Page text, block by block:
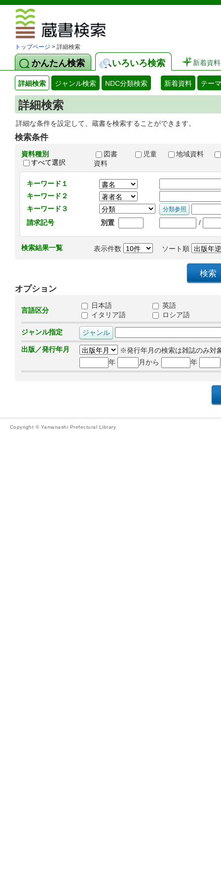
トップページ > 詳細検索
かんたん検索 いろいろ検索 新着資料
詳細検索 ジャンル検索 NDC分類検索 新着資料 テー
詳細検索
詳細な条件を設定して、蔵書を検索することができます。
検索条件
資料種別
すべて選択
図書 児童
地域資料
資料
キーワード１
キーワード２
キーワード３
請求記号
別置 /
検索結果一覧 表示件数 ソート順
オプション
言語区分
日本語
英語
イタリア語
ロシア語
ジャンル指定
出版／発行年月
※発行年月の検索は雑誌のみ対
年
月から 年
Copyright © Yamanashi Prefectural Library